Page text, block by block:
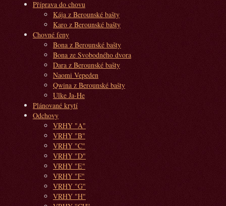
Příprava do chovu
Kája z Berounské bašty
Karo z Berounské bašty
Chovné feny
Bona z Berounské bašty
Bona ze Svobodného dvora
Dara z Berounské bašty
Naomi Vepeden
Qwina z Berounské bašty
Ulke Ja-He
Plánované krytí
Odchovy
VRHY "A"
VRHY "B"
VRHY "C"
VRHY "D"
VRHY "E"
VRHY "F"
VRHY "G"
VRHY "H"